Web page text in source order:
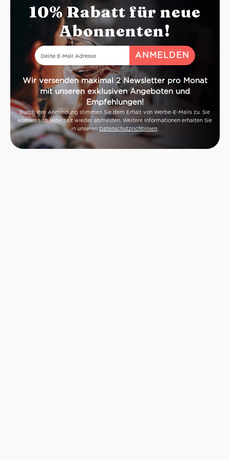
10% Rabatt für neue
Abonnenten!
Wir versenden maximal 2 Newsletter pro Monat
mit unseren exklusiven Angeboten und
Empfehlungen!
Durch Ihre Anmeldung stimmen Sie dem Erhalt von Werbe-E-Mails zu. Sie
können sich jederzeit wieder abmelden. Weitere Informationen erhalten Sie
in unseren Datenschutzrichtlinien